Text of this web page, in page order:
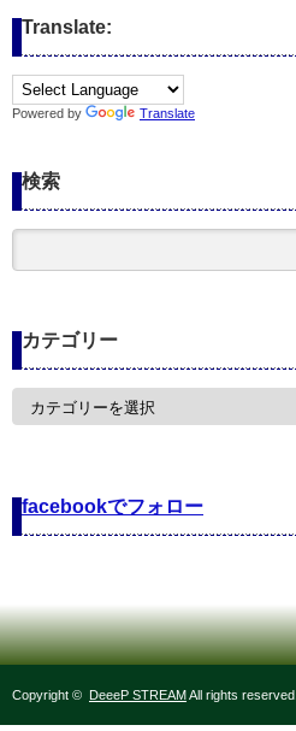
Translate:
Powered by Translate
検索
カテゴリー
カ
facebookでフォロー
Copyright © DeeeP STREAMAll rights reserved.